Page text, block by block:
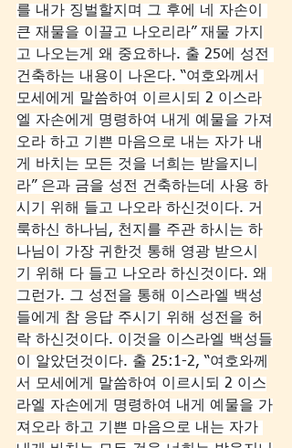
를 내가 징벌할지며 그 후에 네 자손이
큰 재물을 이끌고 나오리라” 재물 가지
고 나오는게 왜 중요하나. 출 25에 성전
건축하는 내용이 나온다. “여호와께서
모세에게 말씀하여 이르시되 2 이스라
엘 자손에게 명령하여 내게 예물을 가져
오라 하고 기쁜 마음으로 내는 자가 내
게 바치는 모든 것을 너희는 받을지니
라” 은과 금을 성전 건축하는데 사용 하
시기 위해 들고 나오라 하신것이다. 거
룩하신 하나님, 천지를 주관 하시는 하
나님이 가장 귀한것 통해 영광 받으시
기 위해 다 들고 나오라 하신것이다. 왜
그런가. 그 성전을 통해 이스라엘 백성
들에게 참 응답 주시기 위해 성전을 허
락 하신것이다. 이것을 이스라엘 백성들
이 알았던것이다. 출 25:1-2, “여호와께
서 모세에게 말씀하여 이르시되 2 이스
라엘 자손에게 명령하여 내게 예물을 가
져오라 하고 기쁜 마음으로 내는 자가